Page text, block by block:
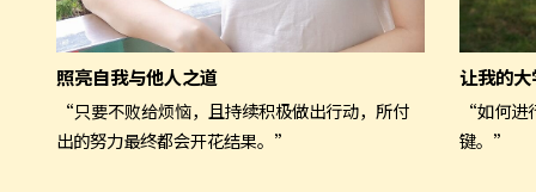
照亮自我与他人之道
“只要不败给烦恼，且持续积极做出行动，所付
出的努力最终都会开花结果。”
让我的
“如何进
键。”